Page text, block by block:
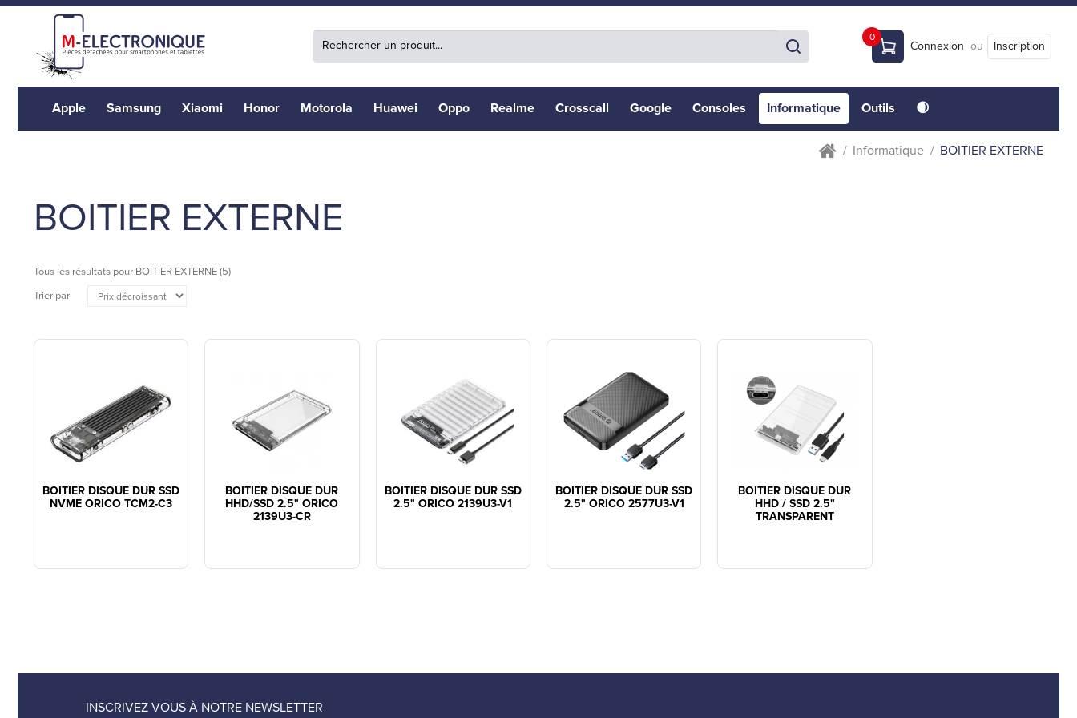
0
Connexion ou Inscription
Apple Samsung Xiaomi Honor Motorola Huawei Oppo Realme Crosscall Google Consoles Informatique Outils 🌒
Informatique BOITIER EXTERNE
BOITIER EXTERNE
Tous les résultats pour BOITIER EXTERNE(5)
Trier par
BOITIER DISQUE DUR SSD
NVME ORICO TCM2-C3
BOITIER DISQUE DUR
HHD/SSD 2.5" ORICO
2139U3-CR
BOITIER DISQUE DUR SSD
2.5" ORICO 2139U3-V1
BOITIER DISQUE DUR SSD
2.5" ORICO 2577U3-V1
BOITIER DISQUE DUR
HHD / SSD 2.5"
TRANSPARENT
INSCRIVEZ VOUS À NOTRE NEWSLETTER